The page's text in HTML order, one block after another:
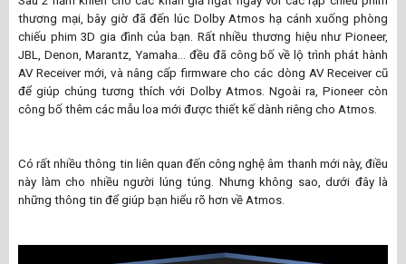
thương mại, bây giờ đã đến lúc Dolby Atmos hạ cánh xuống phòng
chiếu phim 3D gia đình của bạn. Rất nhiều thương hiệu như Pioneer,
JBL, Denon, Marantz, Yamaha… đều đã công bố về lộ trình phát hành
AV Receiver mới, và nâng cấp firmware cho các dòng AV Receiver cũ
để giúp chúng tương thích với Dolby Atmos. Ngoài ra, Pioneer còn
công bố thêm các mẫu loa mới được thiết kế dành riêng cho Atmos.
Có rất nhiều thông tin liên quan đến công nghệ âm thanh mới này, điều
này làm cho nhiều người lúng túng. Nhưng không sao, dưới đây là
những thông tin để giúp bạn hiểu rõ hơn về Atmos.